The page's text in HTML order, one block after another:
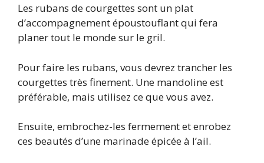
Les rubans de courgettes sont un plat
d’accompagnement époustouflant qui fera
planer tout le monde sur le gril.
Pour faire les rubans, vous devrez trancher les
courgettes très finement. Une mandoline est
préférable, mais utilisez ce que vous avez.
Ensuite, embrochez-les fermement et enrobez
ces beautés d’une marinade épicée à l’ail.